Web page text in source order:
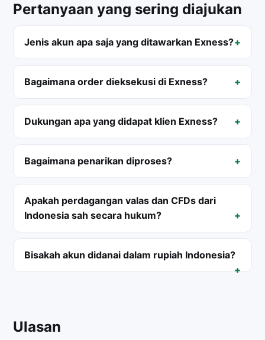
Pertanyaan yang sering diajukan
Jenis akun apa saja yang ditawarkan Exness?
Bagaimana order dieksekusi di Exness?
Dukungan apa yang didapat klien Exness?
Bagaimana penarikan diproses?
Apakah perdagangan valas dan CFDs dari
Indonesia sah secara hukum?
Bisakah akun didanai dalam rupiah Indonesia?
Ulasan